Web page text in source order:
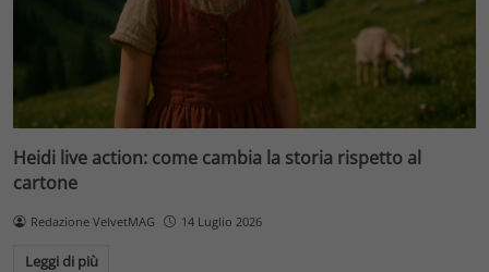
Heidi live action: come cambia la storia rispetto al
cartone
Redazione VelvetMAG 14 Luglio 2026
Leggi di più